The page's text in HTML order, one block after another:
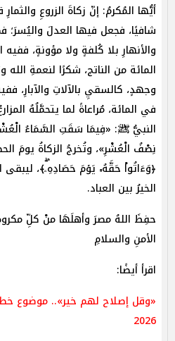
أيُّها المُكرمُ: إنّ زكاةَ الزروعِ
شافيًا، فجعل فيها العدلَ
والأنهارِ بلا كُلفةٍ ولا مؤونةٍ،
المائة من الناتج، شكرًا لنعمةِ
وجهدٍ، كالسقيِ بالآلاتِ والآبارِ،
في المائة، مُراعاةً لما يتحمَّلُهُ
النبيُّ ﷺ: «فِيمَا سَقَتِ السَّمَاءُ
نِصْفُ الْعُشْرِ»، وتُخرجُ الزكاةُ يومَ
﴿وَءَاتُواْ حَقَّهُۥ يَوۡمَ حَصَادِهِۦۖ﴾، ليبقى
الخيرُ بين العباد.
حفِظَ اللهُ مصرَ وأهلَهَا منْ كلِّ
الأمنِ والسلامِ
اقرأ أيضًا:
2026